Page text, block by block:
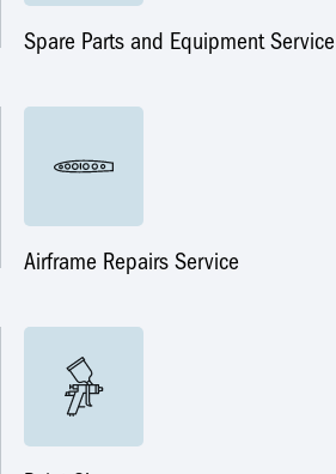
Spare Parts and Equipment Service
Airframe Repairs Service